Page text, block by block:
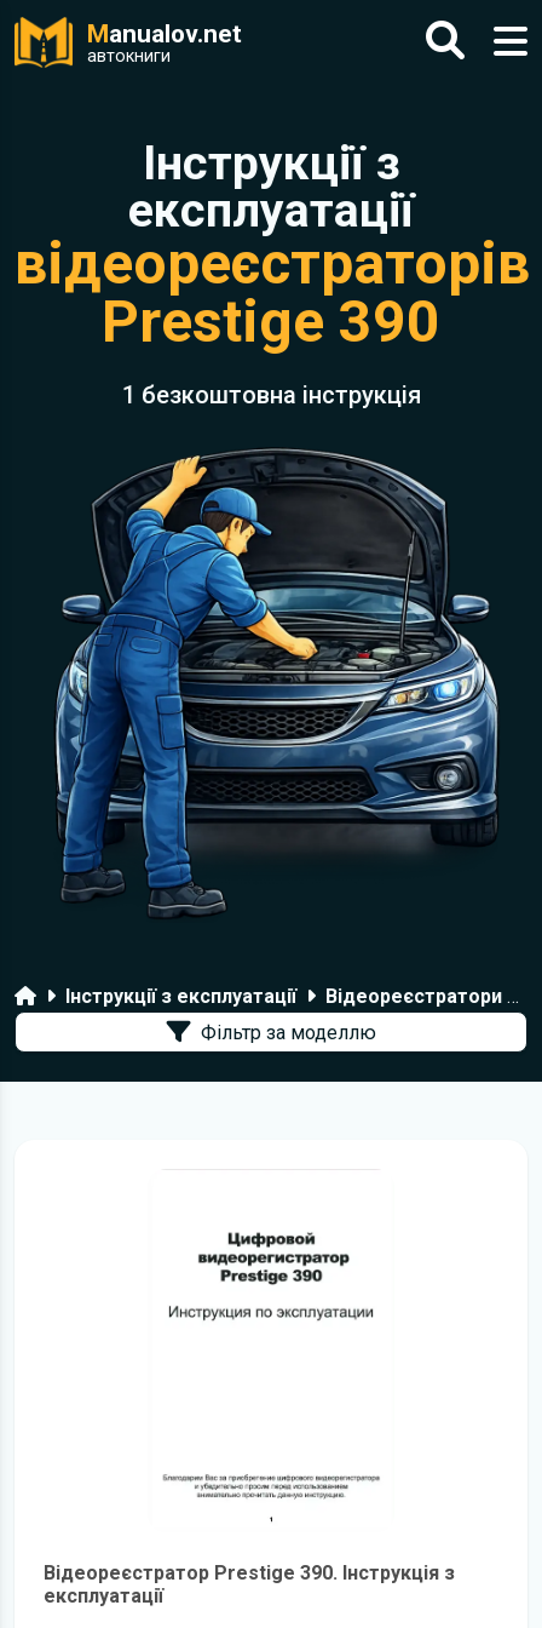
Manualov.net
автокниги
Інструкції з
експлуатації
відеореєстраторів
Prestige 390
1 безкоштовна інструкція
ГоловнаІнструкції з експлуатації
Відеореєстратори Prestige
Фільтр за моделлю
Відеореєстратор Prestige 390. Інструкція з
експлуатації